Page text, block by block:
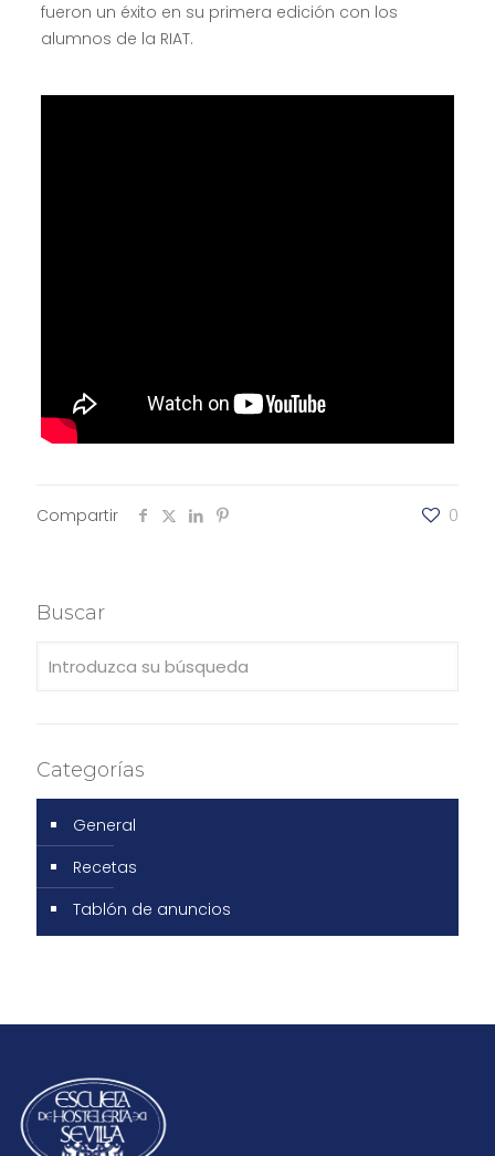
fueron un éxito en su primera edición con los
alumnos de la RIAT.
Compartir 0
Buscar
Categorías
General
Recetas
Tablón de anuncios